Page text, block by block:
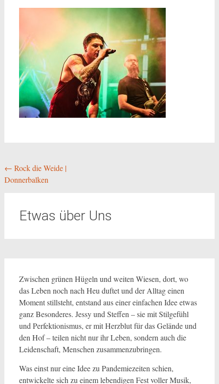
Beitragsnavigation
← Rock die Weide |
Donnerbalken
Etwas über Uns
Zwischen grünen Hügeln und weiten Wiesen, dort, wo
das Leben noch nach Heu duftet und der Alltag einen
Moment stillsteht, entstand aus einer einfachen Idee etwas
ganz Besonderes. Jessy und Steffen – sie mit Stilgefühl
und Perfektionismus, er mit Herzblut für das Gelände und
den Hof – teilen nicht nur ihr Leben, sondern auch die
Leidenschaft, Menschen zusammenzubringen.
Was einst nur eine Idee zu Pandemiezeiten schien,
entwickelte sich zu einem lebendigen Fest voller Musik,